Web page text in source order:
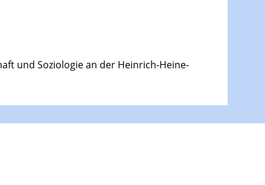
und Soziologie an der Heinrich-Heine-